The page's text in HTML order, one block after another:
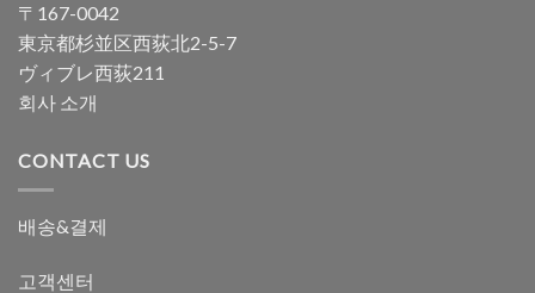
〒167-0042
東京都杉並区西荻北2-5-7
ヴィブレ西荻211
회사 소개
CONTACT US
배송&결제
고객센터